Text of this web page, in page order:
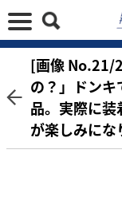
[画像 No.21/
の？」ドン
品。実際に
が楽しみにな